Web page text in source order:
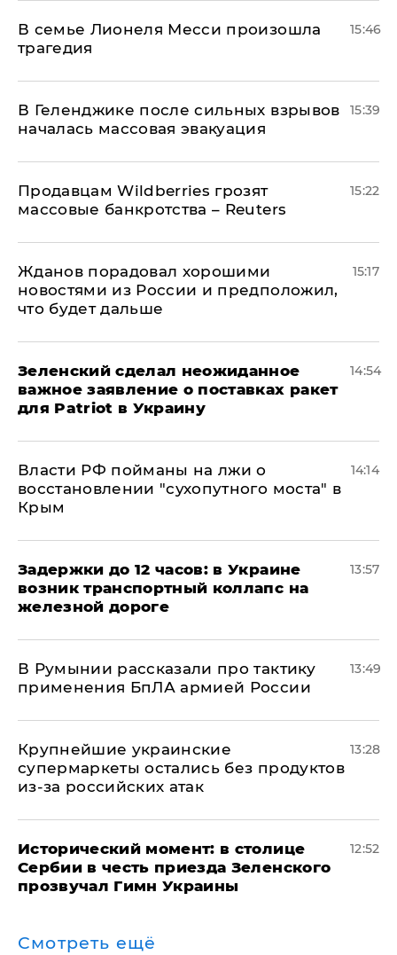
В семье Лионеля Месси произошла
трагедия
15:46
В Геленджике после сильных взрывов
началась массовая эвакуация
15:39
Продавцам Wildberries грозят
массовые банкротства – Reuters
15:22
Жданов порадовал хорошими
новостями из России и предположил,
что будет дальше
15:17
Зеленский сделал неожиданное
важное заявление о поставках ракет
для Patriot в Украину
14:54
Власти РФ пойманы на лжи о
восстановлении "сухопутного моста" в
Крым
14:14
Задержки до 12 часов: в Украине
возник транспортный коллапс на
железной дороге
13:57
В Румынии рассказали про тактику
применения БпЛА армией России
13:49
Крупнейшие украинские
супермаркеты остались без продуктов
из-за российских атак
13:28
Исторический момент: в столице
Сербии в честь приезда Зеленского
прозвучал Гимн Украины
12:52
Смотреть ещё